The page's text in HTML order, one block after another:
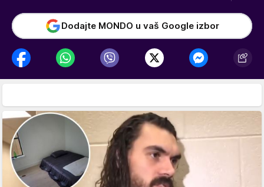
Dodajte MONDO u vaš Google izbor